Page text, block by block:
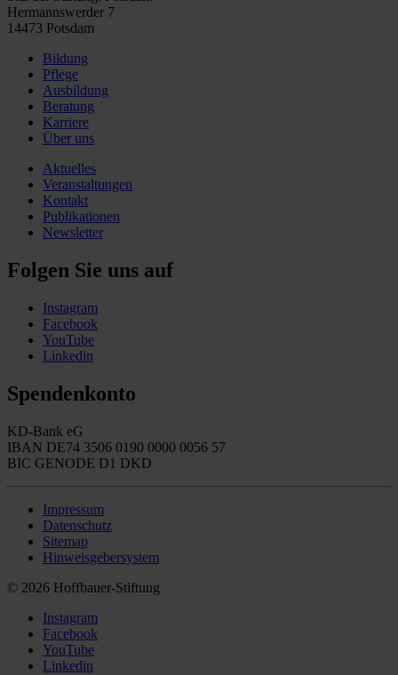
Hermannswerder 7
14473 Potsdam
Bildung
Pflege
Ausbildung
Beratung
Karriere
Über uns
Aktuelles
Veranstaltungen
Kontakt
Publikationen
Newsletter
Folgen Sie uns auf
Instagram
Facebook
YouTube
Linkedin
Spendenkonto
KD-Bank eG
IBAN DE74 3506 0190 0000 0056 57
BIC GENODE D1 DKD
Impressum
Datenschutz
Sitemap
Hinweisgebersystem
© 2026 Hoffbauer-Stiftung
Instagram
Facebook
YouTube
Linkedin